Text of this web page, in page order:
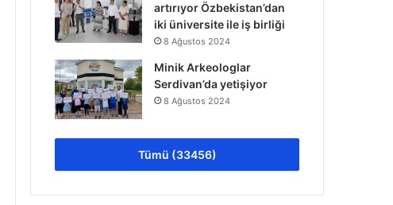
artırıyor Özbekistan’dan
iki üniversite ile iş birliği
8 Ağustos 2024
Minik Arkeologlar
Serdivan’da yetişiyor
8 Ağustos 2024
Tümü (33456)